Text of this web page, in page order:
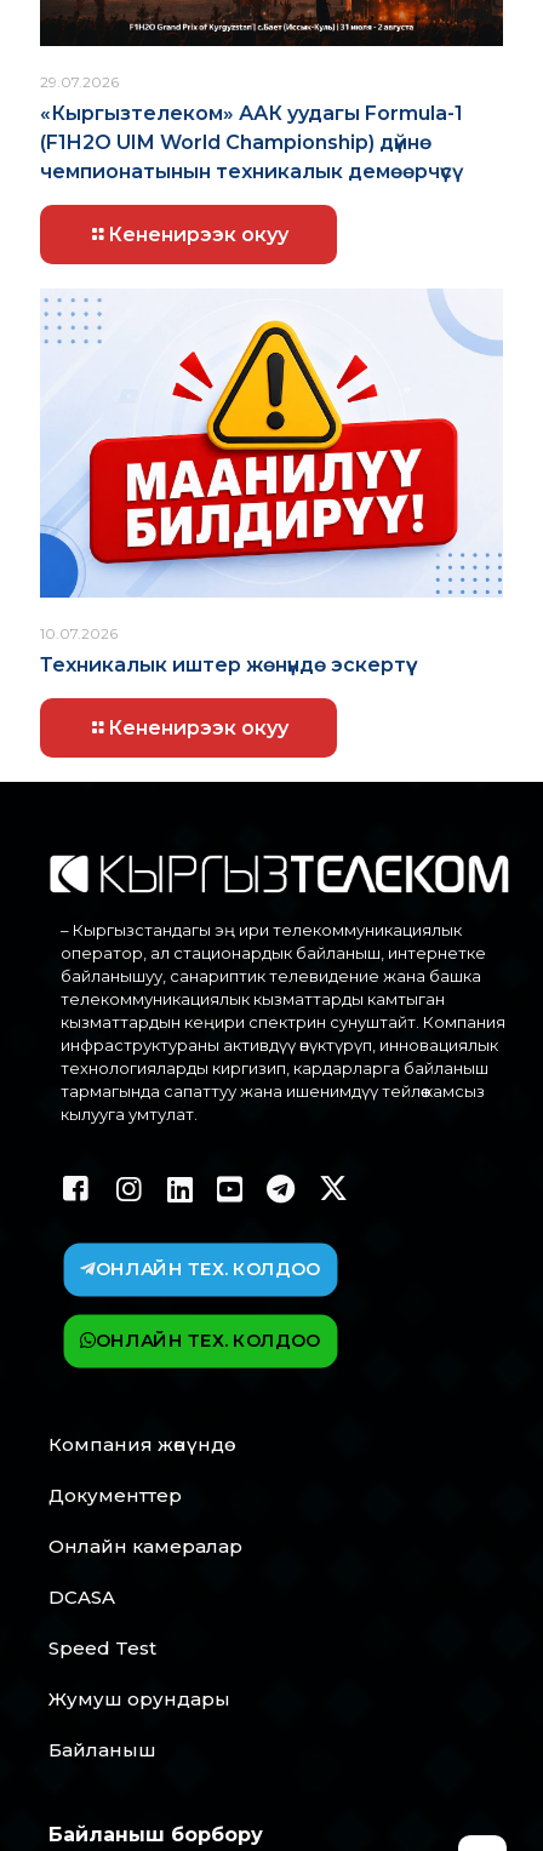
29.07.2026
«Кыргызтелеком» ААК уудагы Formula-1
(F1H2O UIM World Championship) дүйнө
чемпионатынын техникалык демөөрчүсү
Кененирээк окуу
10.07.2026
Техникалык иштер жөнүндө эскертүү
Кененирээк окуу
– Кыргызстандагы эң ири телекоммуникациялык
оператор, ал стационардык байланыш, интернетке
байланышуу, санариптик телевидение жана башка
телекоммуникациялык кызматтарды камтыган
кызматтардын кеңири спектрин сунуштайт. Компания
инфраструктураны активдүү өнүктүрүп, инновациялык
технологияларды киргизип, кардарларга байланыш
тармагында сапаттуу жана ишенимдүү тейлөө камсыз
кылууга умтулат.
ОНЛАЙН ТЕХ. КОЛДОО
ОНЛАЙН ТЕХ. КОЛДОО
Компания жөнүндө
Документтер
Онлайн камералар
DCASA
Speed Test
Жумуш орундары
Байланыш
Байланыш борбору